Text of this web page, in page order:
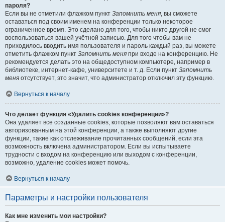
пароля?
Если вы не отметили флажком пункт Запомнить меня, вы сможете
оставаться под своим именем на конференции только некоторое
ограниченное время. Это сделано для того, чтобы никто другой не смог
воспользоваться вашей учётной записью. Для того чтобы вам не
приходилось вводить имя пользователя и пароль каждый раз, вы можете
отметить флажком пункт Запомнить меня при входе на конференцию. Не
рекомендуется делать это на общедоступном компьютере, например в
библиотеке, интернет-кафе, университете и т. д. Если пункт Запомнить
меня отсутствует, это значит, что администратор отключил эту функцию.
Вернуться к началу
Что делает функция «Удалить cookies конференции»?
Она удаляет все созданные cookies, которые позволяют вам оставаться
авторизованным на этой конференции, а также выполняют другие
функции, такие как отслеживание прочитанных сообщений, если эта
возможность включена администратором. Если вы испытываете
трудности с входом на конференцию или выходом с конференции,
возможно, удаление cookies может помочь.
Вернуться к началу
Параметры и настройки пользователя
Как мне изменить мои настройки?